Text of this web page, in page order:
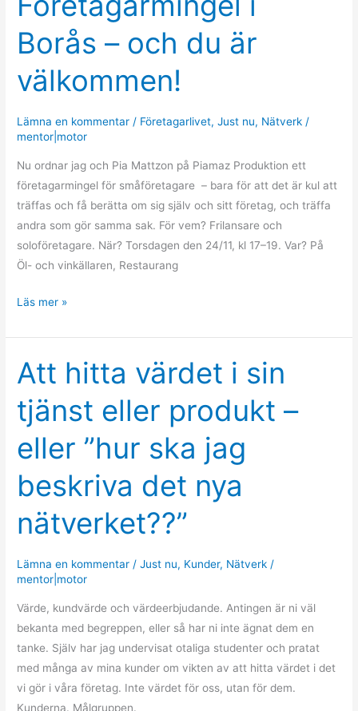
Borås – och du är
välkommen!
Lämna en kommentar / Företagarlivet,Just nu, Nätverk /
mentor|motor
Nu ordnar jag och Pia Mattzon på Piamaz Produktion ett
företagarmingel för småföretagare – bara för att det är kul att
träffas och få berätta om sig själv och sitt företag, och träffa
andra som gör samma sak. För vem? Frilansare och
soloföretagare. När? Torsdagen den 24/11, kl 17–19. Var? På
Öl- och vinkällaren, Restaurang
Borås
–
och
är
välkommen!
Läs mer »
Att hitta värdet i sin
tjänst eller produkt –
eller ”hur ska jag
beskriva det nya
nätverket??”
Lämna en kommentar /Just nu, Kunder, Nätverk /
mentor|motor
Värde, kundvärde och värdeerbjudande. Antingen är ni väl
bekanta med begreppen, eller så har ni inte ägnat dem en
tanke. Själv har jag undervisat otaliga studenter och pratat
med många av mina kunder om vikten av att hitta värdet i det
vi gör i våra företag. Inte värdet för oss, utan för dem.
Kunderna. Målgruppen.
Att
hitta
värdet
sin
tjänst
eller
–
”hur
ska
jag
beskriva
det
nya
nätverket??”